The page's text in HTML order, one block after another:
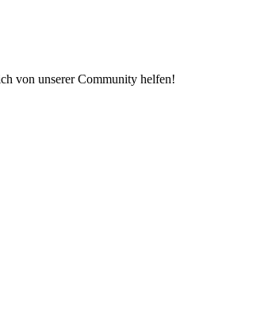
von unserer Community helfen!